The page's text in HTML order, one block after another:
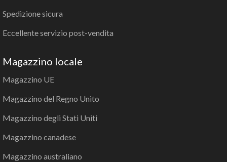
Spedizione sicura
Eccellente servizio post-vendita
Magazzino locale
Magazzino UE
Magazzino del Regno Unito
Magazzino degli Stati Uniti
Magazzino canadese
Magazzino australiano